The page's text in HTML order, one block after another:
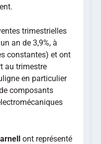
trimestrielles
an de 3,9%, à
constantes) et ont
au trimestre
en particulier
composants
ont représenté